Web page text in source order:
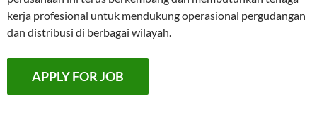
kerja profesional untuk mendukung operasional pergudangan
dan distribusi di berbagai wilayah.